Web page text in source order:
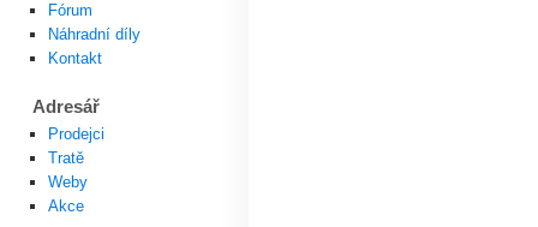
Fórum
Náhradní díly
Kontakt
Adresář
Prodejci
Tratě
Weby
Akce